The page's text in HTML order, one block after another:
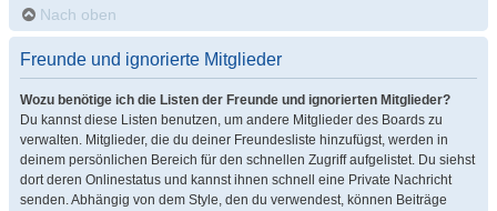
Nach oben
Freunde und ignorierte Mitglieder
Wozu benötige ich die Listen der Freunde und ignorierten Mitglieder?
Du kannst diese Listen benutzen, um andere Mitglieder des Boards zu
verwalten. Mitglieder, die du deiner Freundesliste hinzufügst, werden in
deinem persönlichen Bereich für den schnellen Zugriff aufgelistet. Du siehst
dort deren Onlinestatus und kannst ihnen schnell eine Private Nachricht
senden. Abhängig von dem Style, den du verwendest, können Beiträge